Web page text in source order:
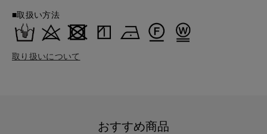
■取扱い方法
取り扱いについて
おすすめ商品